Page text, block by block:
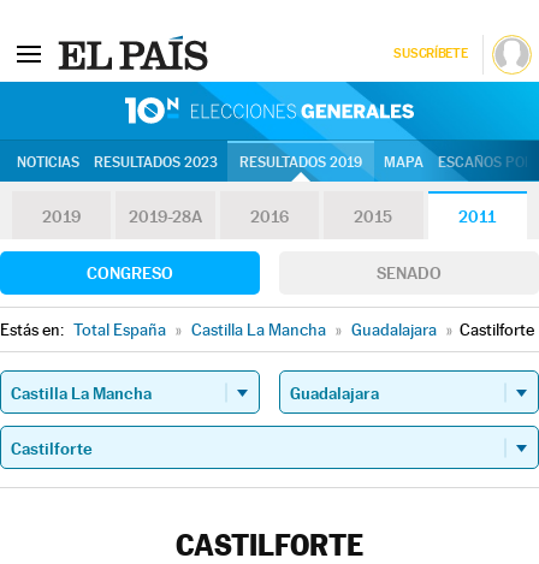
SUSCRÍBETE
NOTICIAS RESULTADOS 2023 RESULTADOS 2019 MAPA ESCAÑOS
2019 2019-28A 2016 2015 2011
CONGRESO SENADO
Estás en: Total España » Castilla La Mancha » Guadalajara » Castilforte
CASTILFORTE